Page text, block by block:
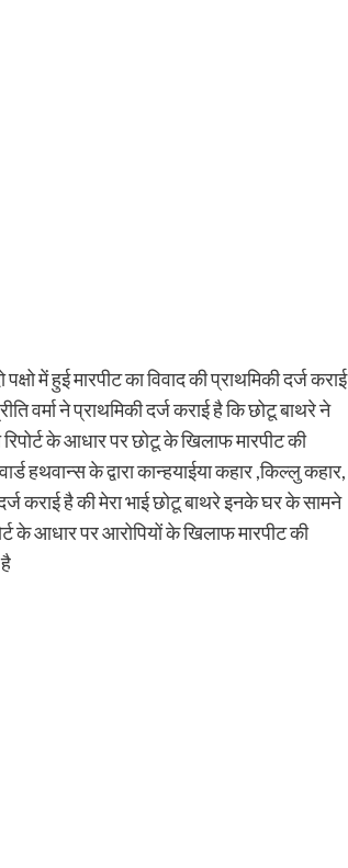
में हुई मारपीट का विवाद की प्राथमिकी दर्ज कराई
वर्मा ने प्राथमिकी दर्ज कराई है कि छोटू बाथरे ने
के आधार पर छोटू के खिलाफ मारपीट की
हथवान्स के द्वारा कान्हयाईया कहार ,किल्लु कहार,
कराई है की मेरा भाई छोटू बाथरे इनके घर के सामने
के आधार पर आरोपियों के खिलाफ मारपीट की